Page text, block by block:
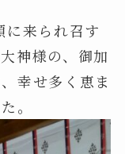
来られ召す
神様の、御加
幸せ多く恵ま
。